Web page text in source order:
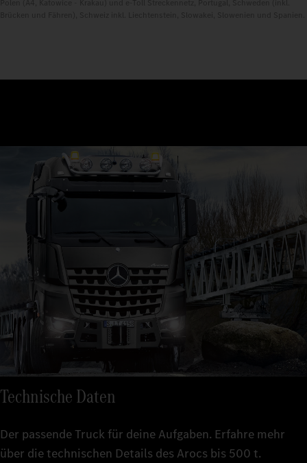
Technische Daten
Der passende Truck für deine Aufgaben. Erfahre mehr
über die technischen Details des Arocs bis 500 t.